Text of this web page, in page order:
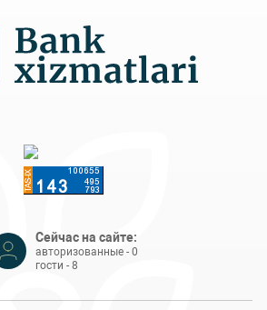
Сейчас на сайте:
авторизованные - 0
гости - 8